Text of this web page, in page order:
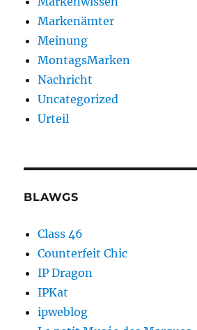
Markenämter
Meinung
MontagsMarken
Nachricht
Uncategorized
Urteil
BLAWGS
Class 46
Counterfeit Chic
IP Dragon
IPKat
ipweblog